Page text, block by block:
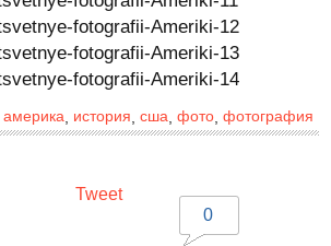
америка, история сша, фото, фотография
Tweet
0